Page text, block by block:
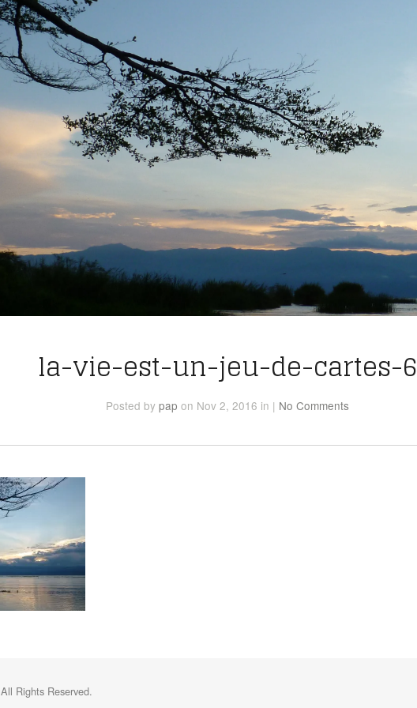
la-vie-est-un-jeu-de-cartes-6
Posted by pap on Nov 2, 2016 in | No Comments
All Rights Reserved.